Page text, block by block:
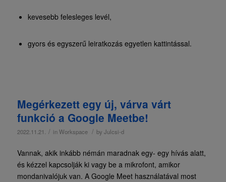
kevesebb felesleges levél,
gyors és egyszerű leiratkozás egyetlen kattintással.
Megérkezett egy új, várva várt
funkció a Google Meetbe!
2022.11.21. / inWorkspace / by Julcsi-d
Vannak, akik inkább némán maradnak egy- egy hívás alatt,
és kézzel kapcsolják ki vagy be a mikrofont, amikor
mondanivalójuk van. A Google Meet használatával most